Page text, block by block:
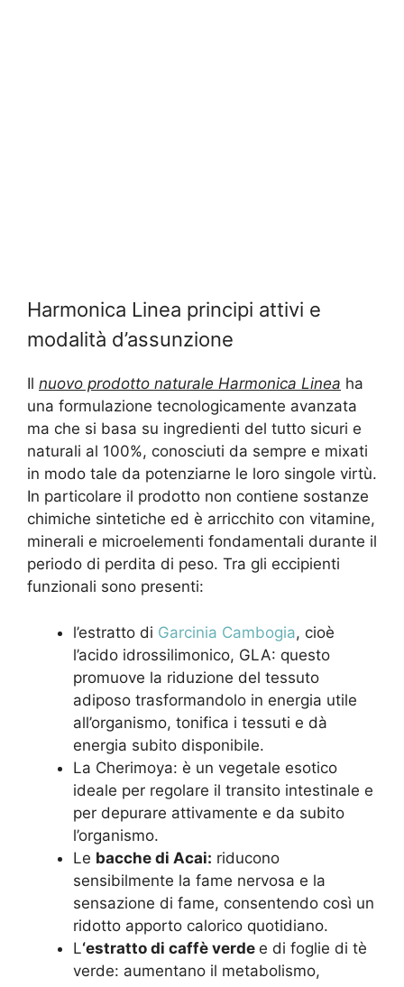
Harmonica Linea principi attivi e
modalità d’assunzione
Il nuovo prodotto naturale Harmonica Linea ha
una formulazione tecnologicamente avanzata
ma che si basa su ingredienti del tutto sicuri e
naturali al 100%, conosciuti da sempre e mixati
in modo tale da potenziarne le loro singole virtù.
In particolare il prodotto non contiene sostanze
chimiche sintetiche ed è arricchito con vitamine,
minerali e microelementi fondamentali durante il
periodo di perdita di peso. Tra gli eccipienti
funzionali sono presenti:
l’estratto di Garcinia Cambogia, cioè
l’acido idrossilimonico, GLA: questo
promuove la riduzione del tessuto
adiposo trasformandolo in energia utile
all’organismo, tonifica i tessuti e dà
energia subito disponibile.
La Cherimoya: è un vegetale esotico
ideale per regolare il transito intestinale e
per depurare attivamente e da subito
l’organismo.
Le bacche di Acai: riducono
sensibilmente la fame nervosa e la
sensazione di fame, consentendo così un
ridotto apporto calorico quotidiano.
L‘estratto di caffè verde e di foglie di tè
verde: aumentano il metabolismo,